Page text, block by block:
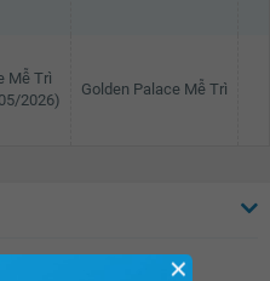
Mễ Trì
2026)
Golden Palace Mễ Trì
✕